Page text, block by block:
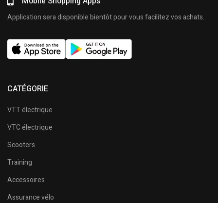
Application sera disponible bientôt pour vous facilitez vos achats.
CATÉGORIE
VTT électrique
VTC électrique
Scooters
Training
Accessoires
Assurance vélo